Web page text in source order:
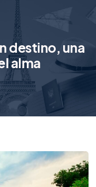
destino, una
alma